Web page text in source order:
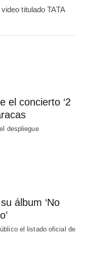
titulado TATA
el concierto ‘2
despliegue
álbum ‘No
el listado oficial de